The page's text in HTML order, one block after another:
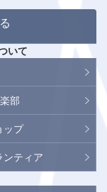
いて
部
ップ
ンティア